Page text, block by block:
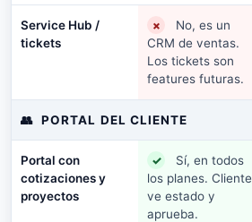
Service Hub /
tickets
×
No, es un
CRM de ventas.
Los tickets son
features futuras.
👥 PORTAL DEL CLIENTE
Portal con
cotizaciones y
proyectos
✓
Sí, en todos
los planes. Cliente
ve estado y
aprueba.